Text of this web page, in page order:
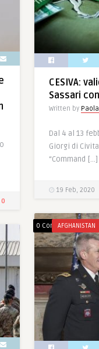
0
CESIVA:
Sassari
Written by
Dal 4 al 13
Giorgi di
“Command […]
19 Feb, 2020
0 CommentsAFGHANISTAN